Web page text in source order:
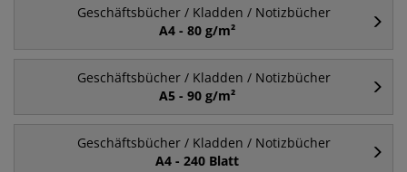
Geschäftsbücher / Kladden / Notizbücher
A4 - 80 g/m²
Geschäftsbücher / Kladden / Notizbücher
A5 - 90 g/m²
Geschäftsbücher / Kladden / Notizbücher
A4 - 240 Blatt